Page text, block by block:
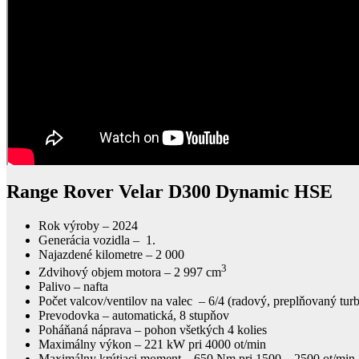
Range Rover Velar D300 Dynamic HSE
Rok výroby – 2024
Generácia vozidla – 1.
Najazdené kilometre – 2 000
Zdvihový objem motora – 2 997 cm3
Palivo – nafta
Počet valcov/ventilov na valec – 6/4 (radový, preplňovaný
Prevodovka – automatická, 8 stupňov
Poháňaná náprava – pohon všetkých 4 kolies
Maximálny výkon – 221 kW pri 4000 ot/min